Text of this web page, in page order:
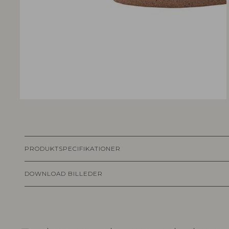
PRODUKTSPECIFIKATIONER
DOWNLOAD BILLEDER